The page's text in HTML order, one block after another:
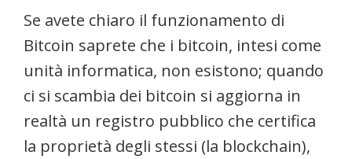
Se avete chiaro il funzionamento di
Bitcoin saprete che i bitcoin, intesi come
unità informatica, non esistono; quando
ci si scambia dei bitcoin si aggiorna in
realtà un registro pubblico che certifica
la proprietà degli stessi (la blockchain),